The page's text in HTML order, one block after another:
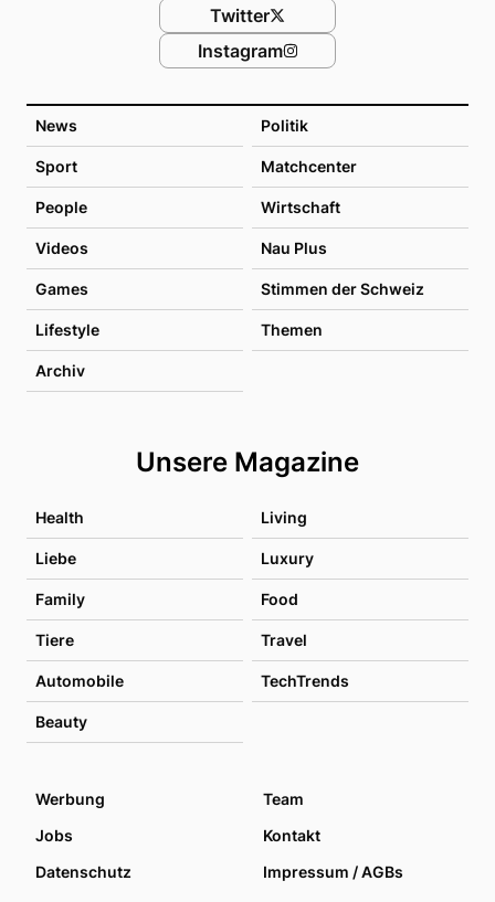
News Politik
Sport Matchcenter
People Wirtschaft
Videos Nau Plus
Games Stimmen der Schweiz
Lifestyle Themen
Archiv
Unsere Magazine
Health Living
Liebe Luxury
Family Food
Tiere Travel
Automobile TechTrends
Beauty
Twitter
Instagram
Werbung
Team
Jobs
Kontakt
Datenschutz
Impressum / AGBs